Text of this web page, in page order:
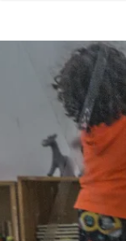
SECCIONES
Inicio
Noticias